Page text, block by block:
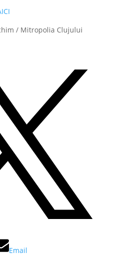
/ Mitropolia Clujului
Email